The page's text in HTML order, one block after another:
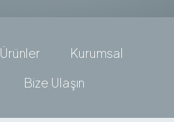
Ürünler
Kurumsal
Bize Ulaşın